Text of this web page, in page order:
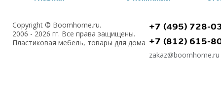
Copyright © Boomhome.ru.
2006 - 2026 гг. Все права защищены.
Пластиковая мебель, товары для дома
+7 (495) 728-
+7 (812) 615-
zakaz@boomhome.ru